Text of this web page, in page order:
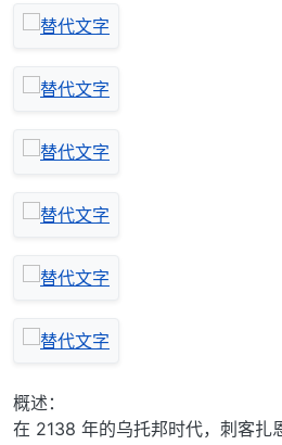
概述：
在 2138 年的乌托邦时代，刺客扎